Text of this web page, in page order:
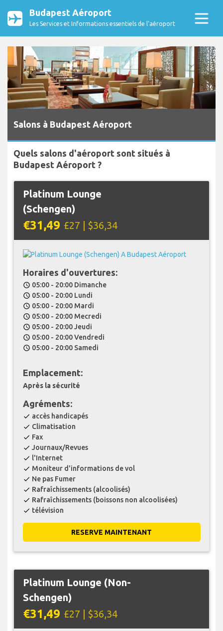
Budapest Aéroport
Les Services et Informations essentiels de l’aéroport
Salons à Budapest Aéroport
Quels salons d'aéroport sont situés à
Budapest Aéroport ?
Platinum Lounge
(Schengen)
€31,49 £27 | $36,34
Horaires d'ouvertures:
schedule 05:00 - 20:00 Dimanche
schedule 05:00 - 20:00 Lundi
schedule 05:00 - 20:00 Mardi
schedule 05:00 - 20:00 Mecredi
schedule 05:00 - 20:00 Jeudi
schedule 05:00 - 20:00 Vendredi
schedule 05:00 - 20:00 Samedi
Emplacement:
Après la sécurité
Agréments:
check accès handicapés
check Climatisation
check Fax
check Journaux/Revues
check l'Internet
check Moniteur d'informations de vol
check Ne pas Fumer
check Rafraîchissements (alcoolisés)
check Rafraîchissements (boissons non alcoolisées)
check télévision
RESERVE MAINTENANT
Platinum Lounge (Non-
Schengen)
€31,49 £27 | $36,34